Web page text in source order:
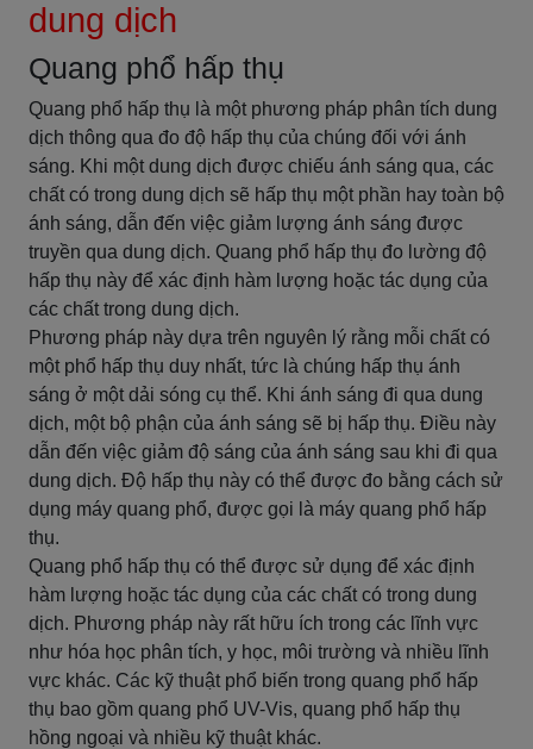
dung dịch
Quang phổ hấp thụ
Quang phổ hấp thụ là một phương pháp phân tích dung
dịch thông qua đo độ hấp thụ của chúng đối với ánh
sáng. Khi một dung dịch được chiếu ánh sáng qua, các
chất có trong dung dịch sẽ hấp thụ một phần hay toàn bộ
ánh sáng, dẫn đến việc giảm lượng ánh sáng được
truyền qua dung dịch. Quang phổ hấp thụ đo lường độ
hấp thụ này để xác định hàm lượng hoặc tác dụng của
các chất trong dung dịch.
Phương pháp này dựa trên nguyên lý rằng mỗi chất có
một phổ hấp thụ duy nhất, tức là chúng hấp thụ ánh
sáng ở một dải sóng cụ thể. Khi ánh sáng đi qua dung
dịch, một bộ phận của ánh sáng sẽ bị hấp thụ. Điều này
dẫn đến việc giảm độ sáng của ánh sáng sau khi đi qua
dung dịch. Độ hấp thụ này có thể được đo bằng cách sử
dụng máy quang phổ, được gọi là máy quang phổ hấp
thụ.
Quang phổ hấp thụ có thể được sử dụng để xác định
hàm lượng hoặc tác dụng của các chất có trong dung
dịch. Phương pháp này rất hữu ích trong các lĩnh vực
như hóa học phân tích, y học, môi trường và nhiều lĩnh
vực khác. Các kỹ thuật phổ biến trong quang phổ hấp
thụ bao gồm quang phổ UV-Vis, quang phổ hấp thụ
hồng ngoại và nhiều kỹ thuật khác.